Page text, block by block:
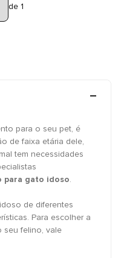
de 1
para o seu pet, é
de faixa etária dele,
tem necessidades
para gato idoso.
de diferentes
Para escolher a
seu felino, vale